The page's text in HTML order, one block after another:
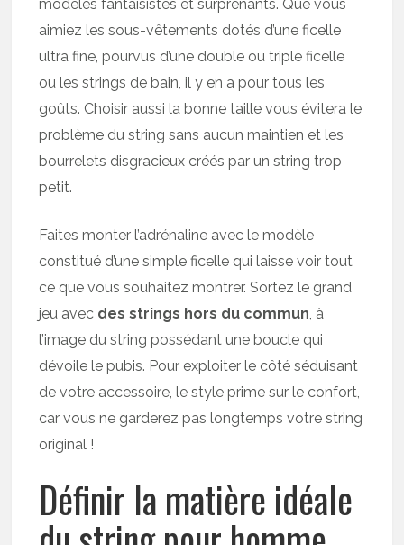
modèles fantaisistes et surprenants. Que vous
aimiez les sous-vêtements dotés d’une ficelle
ultra fine, pourvus d’une double ou triple ficelle
ou les strings de bain, il y en a pour tous les
goûts. Choisir aussi la bonne taille vous évitera le
problème du string sans aucun maintien et les
bourrelets disgracieux créés par un string trop
petit.
Faites monter l’adrénaline avec le modèle
constitué d’une simple ficelle qui laisse voir tout
ce que vous souhaitez montrer. Sortez le grand
jeu avec des strings hors du commun , à
l’image du string possédant une boucle qui
dévoile le pubis. Pour exploiter le côté séduisant
de votre accessoire, le style prime sur le confort,
car vous ne garderez pas longtemps votre string
original !
Définir la matière idéale